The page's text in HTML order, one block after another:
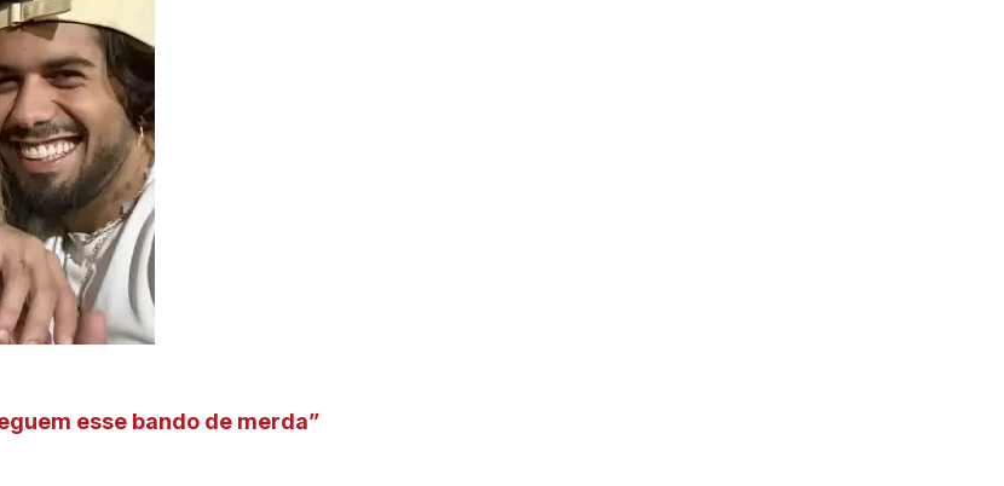
esse bando de merda”